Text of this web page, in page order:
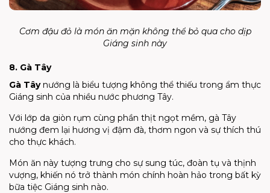
Cơm đậu đỏ là món ăn mặn không thể bỏ qua cho dịp
Giáng sinh này
8. Gà Tây
Gà Tâynướng là biểu tượng không thể thiếu trong ẩm thực
Giáng sinh của nhiều nước phương Tây.
Với lớp da giòn rụm cùng phần thịt ngọt mềm, gà Tây
nướng đem lại hương vị đậm đà, thơm ngon và sự thích thú
cho thực khách.
Món ăn này tượng trưng cho sự sung túc, đoàn tụ và thịnh
vượng, khiến nó trở thành món chính hoàn hảo trong bất kỳ
bữa tiệc Giáng sinh nào.